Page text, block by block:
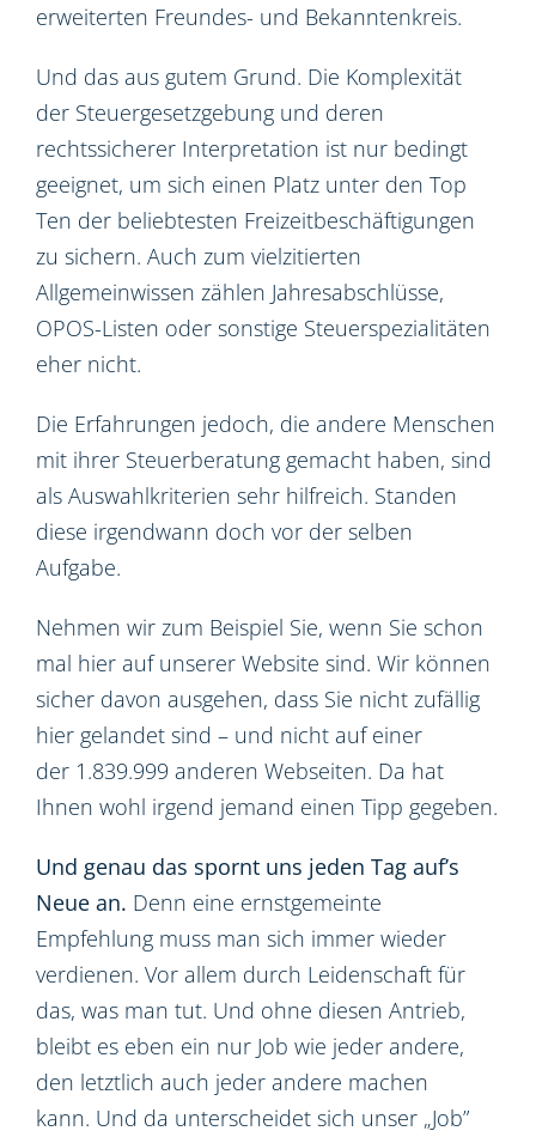
erweiterten Freundes- und Bekanntenkreis.
Und das aus gutem Grund. Die Komplexität
der Steuergesetzgebung und deren
rechtssicherer Interpretation ist nur bedingt
geeignet, um sich einen Platz unter den Top
Ten der beliebtesten Freizeitbeschäftigungen
zu sichern. Auch zum vielzitierten
Allgemeinwissen zählen Jahresabschlüsse,
OPOS-Listen oder sonstige Steuerspezialitäten
eher nicht.
Die Erfahrungen jedoch, die andere Menschen
mit ihrer Steuerberatung gemacht haben, sind
als Auswahlkriterien sehr hilfreich. Standen
diese irgendwann doch vor der selben
Aufgabe.
Nehmen wir zum Beispiel Sie, wenn Sie schon
mal hier auf unserer Website sind. Wir können
sicher davon ausgehen, dass Sie nicht zufällig
hier gelandet sind – und nicht auf einer
der 1.839.999 anderen Webseiten. Da hat
Ihnen wohl irgend jemand einen Tipp gegeben.
Und genau das spornt uns jeden Tag auf’s
Neue an. Denn eine ernstgemeinte
Empfehlung muss man sich immer wieder
verdienen. Vor allem durch Leidenschaft für
das, was man tut. Und ohne diesen Antrieb,
bleibt es eben ein nur Job wie jeder andere,
den letztlich auch jeder andere machen
kann. Und da unterscheidet sich unser „Job”